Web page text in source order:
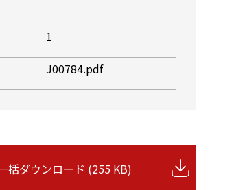
1
J00784.pdf
括ダウンロード (255 KB)